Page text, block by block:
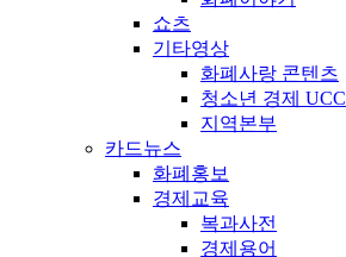
쇼츠
기타영상
화폐사랑 콘텐츠
청소년 경제 UCC
지역본부
카드뉴스
화폐홍보
경제교육
복과사전
경제용어